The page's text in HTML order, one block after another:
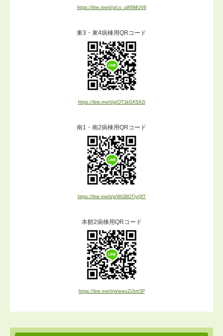
https://line.me/ti/p/co_uW6MUV6
東3・東4病棟用QRコード
https://line.me/ti/p/OT1kGXSX2t
南1・南2病棟用QRコード
https://line.me/ti/p/WGBOTiyQfT
本館2病棟用QRコード
https://line.me/ti/p/wwxZlJtm5P